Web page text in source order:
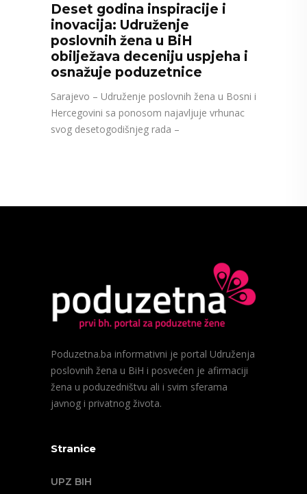
Deset godina inspiracije i
inovacija: Udruženje
poslovnih žena u BiH
obilježava deceniju uspjeha i
osnažuje poduzetnice
Sarajevo – Udruženje poslovnih žena u Bosni i
Hercegovini sa ponosom najavljuje vrhunac
svog desetogodišnjeg rada –
Poduzetna.ba informativni je portal Udruženja
poslovnih žena u BiH i posvećen je afirmaciji
žena u poduzedništvu ali i svim sferama
javnog i privatnog života.
Stranice
UPZ BIH